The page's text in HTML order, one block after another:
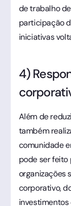
de trabalho
participação
iniciativas
4)
Além de
também
comunidade
pode ser
organizações
corporativo,